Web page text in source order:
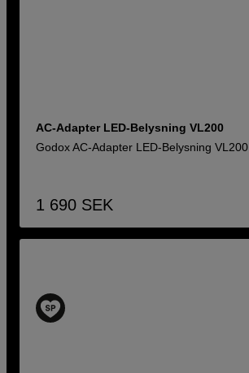
AC-Adapter LED-Belysning VL200
Godox AC-Adapter LED-Belysning VL200
1 690 SEK